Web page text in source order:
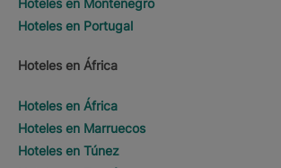
Hoteles en Montenegro
Hoteles en Portugal
Hoteles en África
Hoteles en África
Hoteles en Marruecos
Hoteles en Túnez